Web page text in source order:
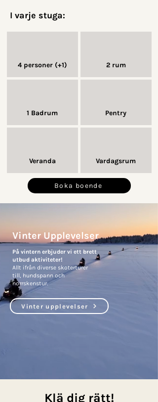
I varje stuga:
4 personer (+1)
1 Badrum
Veranda
2 rum
Pentry
Vardagsrum
Boka boende
Vinter Upplevelser
På vintern erbjuder vi ett brett
utbud aktiviteter!
Allt ifrån diverse skoterturer
till, hundspann och
norrskenstur.
Vinter upplevelser
Klä dig rätt!